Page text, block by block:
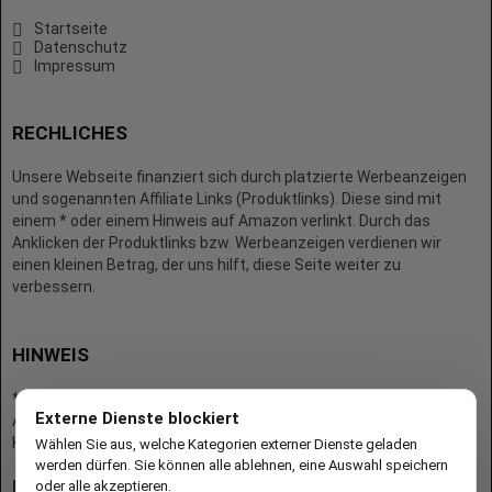
Startseite
Datenschutz
Impressum
RECHLICHES
Unsere Webseite finanziert sich durch platzierte Werbeanzeigen
und sogenannten Affiliate Links (Produktlinks). Diese sind mit
einem * oder einem Hinweis auf Amazon verlinkt. Durch das
Anklicken der Produktlinks bzw. Werbeanzeigen verdienen wir
einen kleinen Betrag, der uns hilft, diese Seite weiter zu
verbessern.
HINWEIS
* = Afilliate-Link (=Werbung)
Als Amazon-Partner verdient der Seitenbetreiber an qualifizierten
Käufen.
Hinweis zu Preisen und Verfügbarkeiten
Externe Dienste blockiert
Wählen Sie aus, welche Kategorien externer Dienste geladen
werden dürfen. Sie können alle ablehnen, eine Auswahl speichern
oder alle akzeptieren.